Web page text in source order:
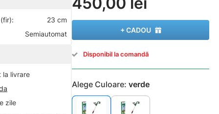
23 cm
Semiautomat
la livrare
zile
+ CADOU
Disponibil la comandă
Alege Culoare: verde